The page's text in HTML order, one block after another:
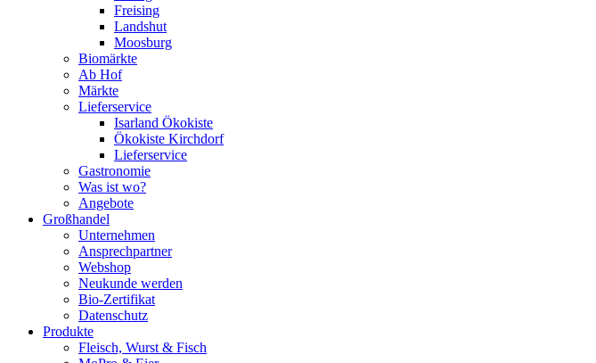
Freising
Landshut
Moosburg
Biomärkte
Ab Hof
Märkte
Lieferservice
Isarland Ökokiste
Ökokiste Kirchdorf
Lieferservice
Gastronomie
Was ist wo?
Angebote
Großhandel
Unternehmen
Ansprechpartner
Webshop
Neukunde werden
Bio-Zertifikat
Datenschutz
Produkte
Fleisch, Wurst & Fisch